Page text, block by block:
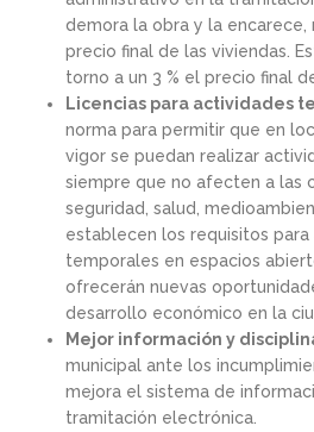
demora la obra y la
precio final de las viviendas.
torno a un 3 % el precio final
Licencias para actividades
norma para permitir que en
vigor se puedan realizar
siempre que no afecten a las
seguridad, salud,
establecen los requisitos
temporales en espacios
ofrecerán nuevas
desarrollo económico en la
Mejor información y
municipal ante los
mejora el sistema de
tramitación electrónica.